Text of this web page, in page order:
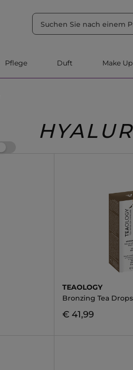
Pflege Duft Make Up
TEAOLOGY
Bronzing Tea Drops
€ 41,99